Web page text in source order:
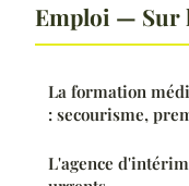
Emploi — Sur
La formation
: secourisme,
L'agence